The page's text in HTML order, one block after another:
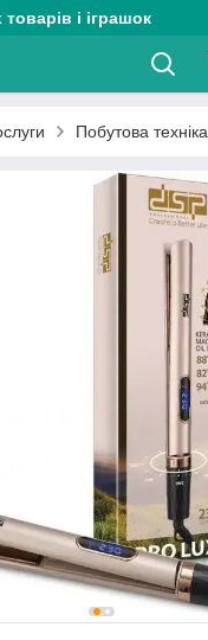
і іграшок
Побутова техніка